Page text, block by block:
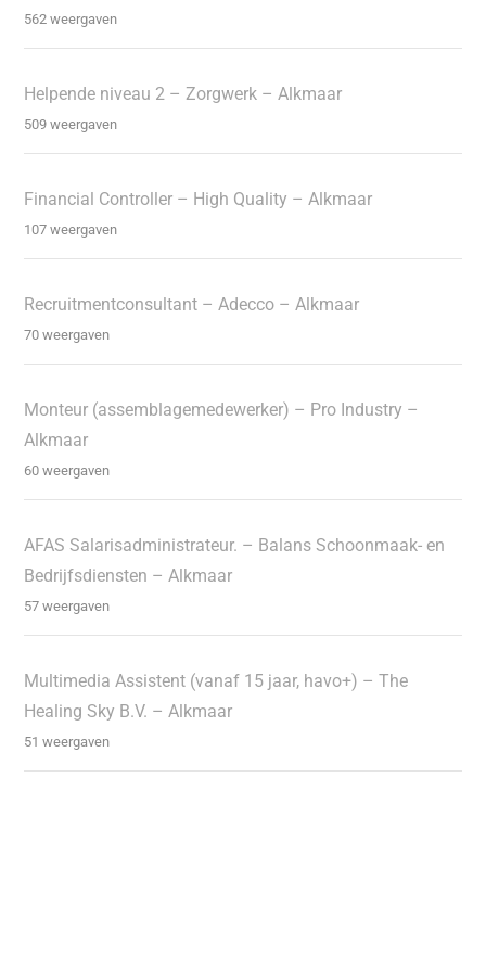
562 weergaven
Helpende niveau 2 – Zorgwerk – Alkmaar
509 weergaven
Financial Controller – High Quality – Alkmaar
107 weergaven
Recruitmentconsultant – Adecco – Alkmaar
70 weergaven
Monteur (assemblagemedewerker) – Pro Industry –
Alkmaar
60 weergaven
AFAS Salarisadministrateur. – Balans Schoonmaak- en
Bedrijfsdiensten – Alkmaar
57 weergaven
Multimedia Assistent (vanaf 15 jaar, havo+) – The
Healing Sky B.V. – Alkmaar
51 weergaven